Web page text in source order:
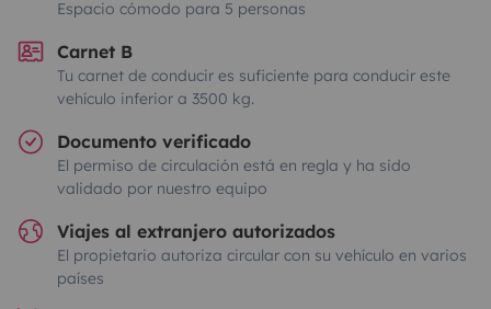
Espacio cómodo para 5 personas
Carnet B
Tu carnet de conducir es suficiente para conducir este
vehículo inferior a 3500 kg.
Documento verificado
El permiso de circulación está en regla y ha sido
validado por nuestro equipo
Viajes al extranjero autorizados
El propietario autoriza circular con su vehículo en varios
países